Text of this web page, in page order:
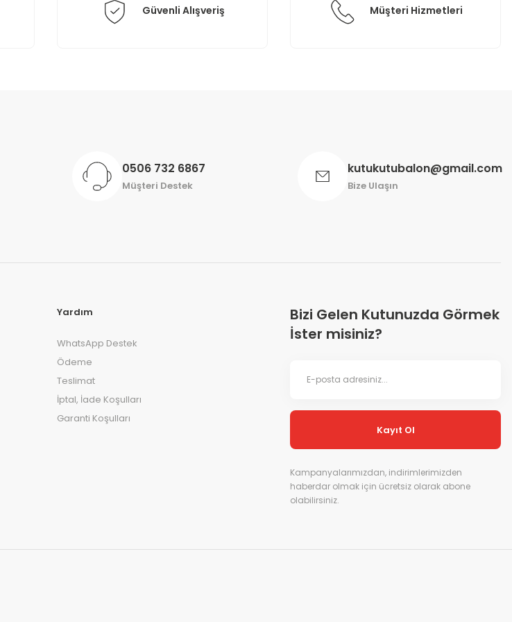
Güvenli Alışveriş Müşteri Hizmetleri
0506 732 6867
Müşteri Destek
kutukutubalon@gmail.com
Bize Ulaşın
Yardım
WhatsApp Destek
Ödeme
Teslimat
İptal, İade Koşulları
Garanti Koşulları
Bizi Gelen Kutunuzda Görmek
İster misiniz?
Kayıt Ol
Kampanyalarımızdan, indirimlerimizden
haberdar olmak için ücretsiz olarak abone
olabilirsiniz.